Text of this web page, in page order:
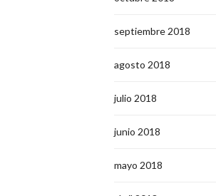
septiembre 2018
agosto 2018
julio 2018
junio 2018
mayo 2018